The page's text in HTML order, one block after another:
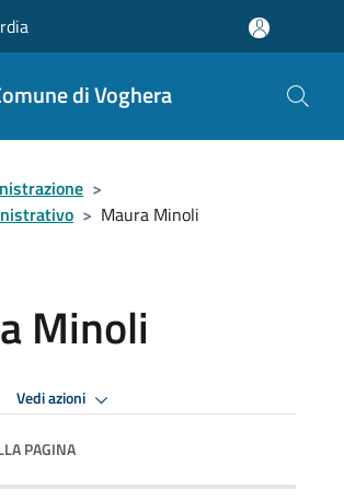
di Voghera
>
> Maura Minoli
Minoli
Vedi azioni
PAGINA